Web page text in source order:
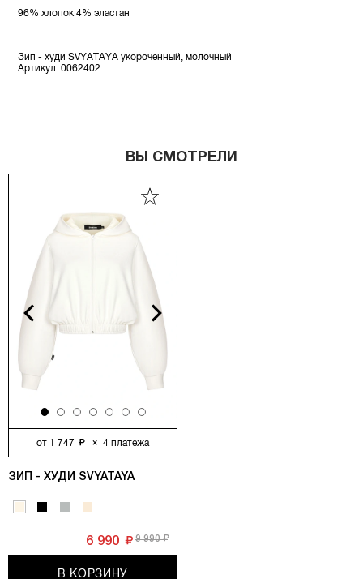
96% хлопок 4% эластан
Зип - худи SVYATAYA укороченный, молочный
Артикул: 0062402
ВЫ СМОТРЕЛИ
Next
от 1 747 × 4 платежа
ЗИП - ХУДИ SVYATAYA УКОРОЧЕННЫЙ, МОЛОЧНЫЙ
9 990
6 990
В КОРЗИНУ